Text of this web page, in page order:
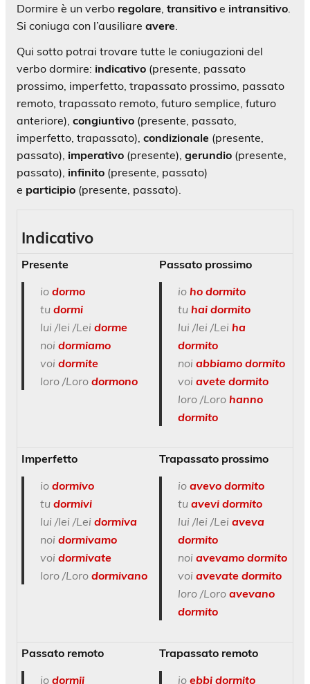
Dormire è un verbo regolare transitivo e intransitivo
Si coniuga con l’ausiliare avere
Qui sotto potrai trovare tutte le coniugazioni del
verbo dormire: indicativo (presente, passato
prossimo, imperfetto, trapassato prossimo, passato
remoto, trapassato remoto, futuro semplice, futuro
anteriore), congiuntivo (presente, passato,
imperfetto, trapassato), condizionale (presente,
passato), imperativo (presente), gerundio (presente,
passato), infinito (presente, passato)
e participio (presente, passato).
Indicativo
Presente
io dormo
tu dormi
lui /lei /Lei dorme
noi dormiamo
voi dormite
loro /Loro dormono
Passato prossimo
io ho dormito
tu hai dormito
lui /lei /Lei ha
dormito
noi abbiamo dormito
voi avete dormito
loro /Loro hanno
dormito
Imperfetto
io dormivo
tu dormivi
lui /lei /Lei dormiva
noi dormivamo
voi dormivate
loro /Loro dormivano
Trapassato prossimo
io avevo dormito
tu avevi dormito
lui /lei /Lei aveva
dormito
noi avevamo dormito
voi avevate dormito
loro /Loro avevano
dormito
Passato remoto
io dormii
Trapassato remoto
io ebbi dormito